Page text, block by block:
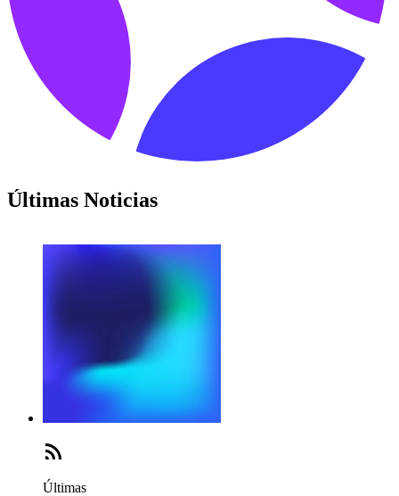
Últimas Noticias
Últimas